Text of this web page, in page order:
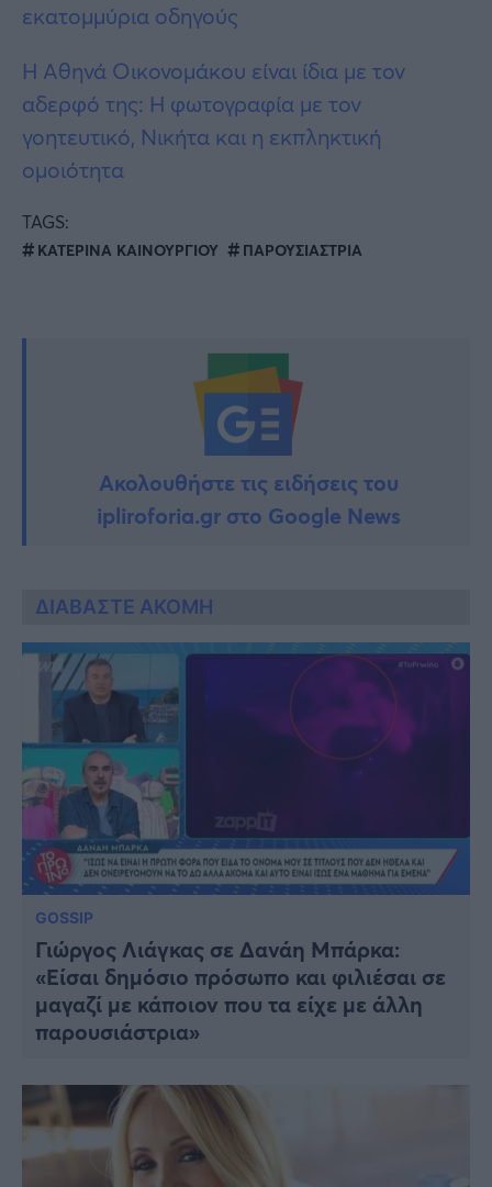
εκατομμύρια οδηγούς
Η Αθηνά Οικονομάκου είναι ίδια με τον
αδερφό της: Η φωτογραφία με τον
γοητευτικό, Νικήτα και η εκπληκτική
ομοιότητα
TAGS:
ΚΑΤΕΡΙΝΑ ΚΑΙΝΟΥΡΓΙΟΥ ΠΑΡΟΥΣΙΑΣΤΡΙΑ
Ακολουθήστε τις ειδήσεις του
ipliroforia.gr στο Google News
ΔΙΑΒΑΣΤΕ ΑΚΟΜΗ
GOSSIP
Γιώργος Λιάγκας σε Δανάη Μπάρκα:
«Είσαι δημόσιο πρόσωπο και φιλιέσαι σε
μαγαζί με κάποιον που τα είχε με άλλη
παρουσιάστρια»